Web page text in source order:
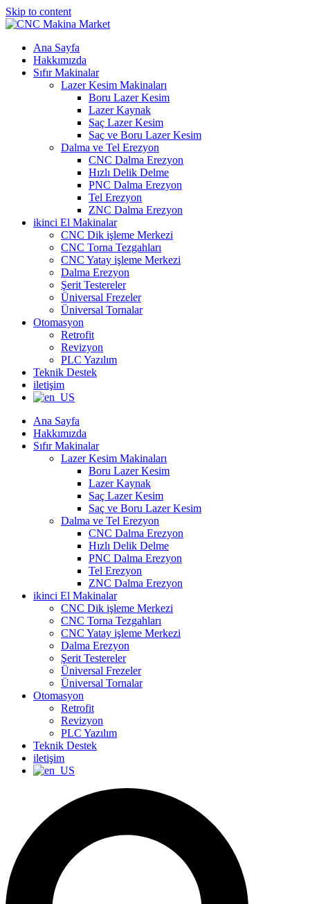
Skip to content
Ana Sayfa
Hakkımızda
Sıfır Makinalar
Lazer Kesim Makinaları
Boru Lazer Kesim
Lazer Kaynak
Saç Lazer Kesim
Saç ve Boru Lazer Kesim
Dalma ve Tel Erezyon
CNC Dalma Erezyon
Hızlı Delik Delme
PNC Dalma Erezyon
Tel Erezyon
ZNC Dalma Erezyon
ikinci El Makinalar
CNC Dik işleme Merkezi
CNC Torna Tezgahları
CNC Yatay işleme Merkezi
Dalma Erezyon
Şerit Testereler
Üniversal Frezeler
Üniversal Tornalar
Otomasyon
Retrofit
Revizyon
PLC Yazılım
Teknik Destek
iletişim
Ana Sayfa
Hakkımızda
Sıfır Makinalar
Lazer Kesim Makinaları
Boru Lazer Kesim
Lazer Kaynak
Saç Lazer Kesim
Saç ve Boru Lazer Kesim
Dalma ve Tel Erezyon
CNC Dalma Erezyon
Hızlı Delik Delme
PNC Dalma Erezyon
Tel Erezyon
ZNC Dalma Erezyon
ikinci El Makinalar
CNC Dik işleme Merkezi
CNC Torna Tezgahları
CNC Yatay işleme Merkezi
Dalma Erezyon
Şerit Testereler
Üniversal Frezeler
Üniversal Tornalar
Otomasyon
Retrofit
Revizyon
PLC Yazılım
Teknik Destek
iletişim